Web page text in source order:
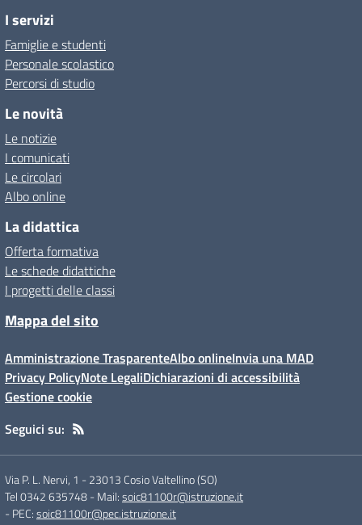
I servizi
Famiglie e studenti
Personale scolastico
Percorsi di studio
Le novità
Le notizie
I comunicati
Le circolari
Albo online
La didattica
Offerta formativa
Le schede didattiche
I progetti delle classi
Mappa del sito
Amministrazione TrasparenteAlbo onlineInvia una MAD
Privacy PolicyNote LegaliDichiarazioni di accessibilità
Gestione cookie
Seguici su:
Via P. L. Nervi, 1 -23013 Cosio Valtellino (SO)
Tel 0342 635748- Mail:soic81100r@istruzione.it
- PEC:soic81100r@pec.istruzione.it